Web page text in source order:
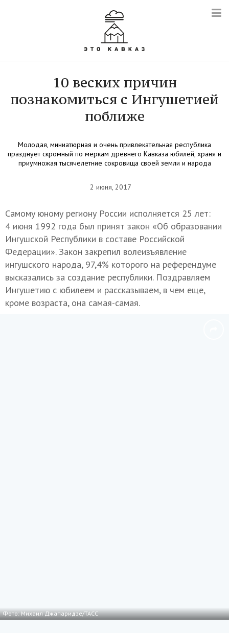
10 веских причин
познакомиться с Ингушетией
поближе
Молодая, миниатюрная и очень привлекательная республика
празднует скромный по меркам древнего Кавказа юбилей, храня и
приумножая тысячелетние сокровища своей земли и народа
2 июня, 2017
Самому юному региону России исполняется 25 лет:
4 июня 1992 года был принят закон «Об образовании
Ингушской Республики в составе Российской
Федерации». Закон закрепил волеизъявление
ингушского народа, 97,4% которого на референдуме
высказались за создание республики. Поздравляем
Ингушетию с юбилеем и рассказываем, в чем еще,
кроме возраста, она самая-самая.
Фото: Михаил Джапаридзе/ТАСС